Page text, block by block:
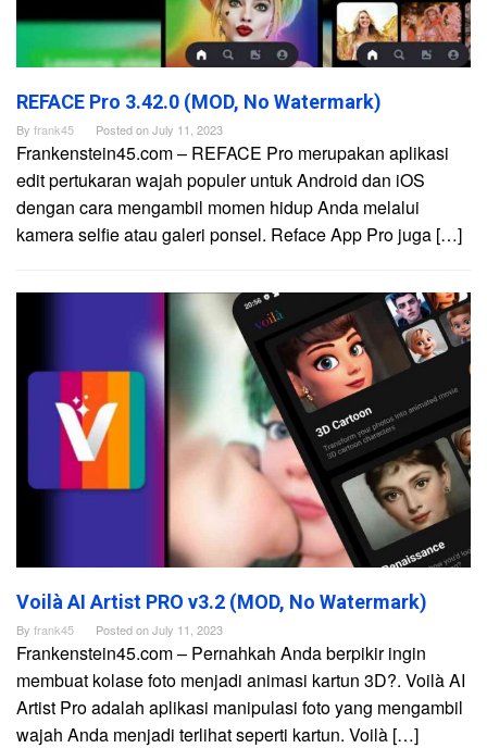
REFACE Pro 3.42.0 (MOD, No Watermark)
By frank45 Posted onJuly 11, 2023
Frankenstein45.com – REFACE Pro merupakan aplikasi
edit pertukaran wajah populer untuk Android dan iOS
dengan cara mengambil momen hidup Anda melalui
kamera selfie atau galeri ponsel. Reface App Pro juga […]
Voilà AI Artist PRO v3.2 (MOD, No Watermark)
By frank45 Posted onJuly 11, 2023
Frankenstein45.com – Pernahkah Anda berpikir ingin
membuat kolase foto menjadi animasi kartun 3D?. Voilà AI
Artist Pro adalah aplikasi manipulasi foto yang mengambil
wajah Anda menjadi terlihat seperti kartun. Voilà […]